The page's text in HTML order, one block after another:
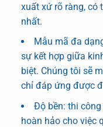
xuất xứ rõ ràng, có
nhất.
Mẫu mã đa
sự kết hợp giữa
biệt. Chúng tôi sẽ
chỉ đáp ứng được
Độ bền: thi
hoàn hảo cho việc